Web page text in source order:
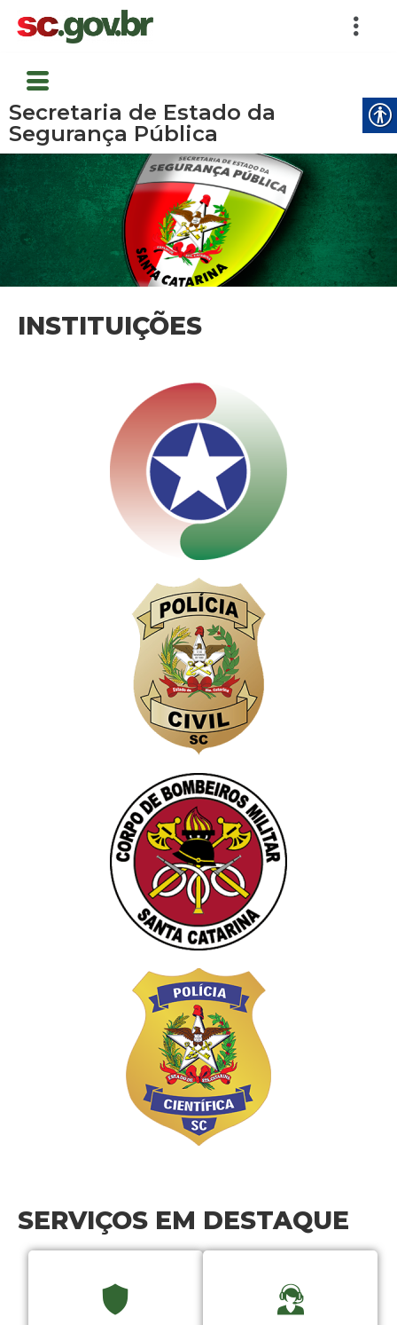
Secretaria de Estado da
Segurança Pública
INSTITUIÇÕES
SERVIÇOS EM DESTAQUE